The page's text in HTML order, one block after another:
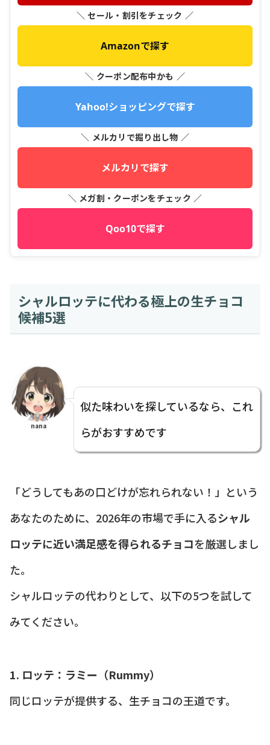
＼ セール・割引をチェック ／
Amazonで探す
＼ クーポン配布中かも ／
Yahoo!ショッピングで探す
＼ メルカリで掘り出し物 ／
メルカリで探す
＼ メガ割・クーポンをチェック ／
Qoo10で探す
シャルロッテに代わる極上の生チョコ
候補5選
nana
似た味わいを探しているなら、これ
らがおすすめです
「どうしてもあの口どけが忘れられない！」という
あなたのために、2026年の市場で手に入るシャル
ロッテに近い満足感を得られるチョコを厳選しまし
た。
シャルロッテの代わりとして、以下の5つを試して
みてください。
1. ロッテ：ラミー（Rummy）
同じロッテが提供する、生チョコの王道です。